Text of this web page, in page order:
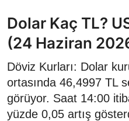
Dolar Kaç TL?
(24 Haziran
Döviz Kurları: Dolar
ortasında 46,4997 TL
görüyor. Saat 14:00
yüzde 0,05 artış